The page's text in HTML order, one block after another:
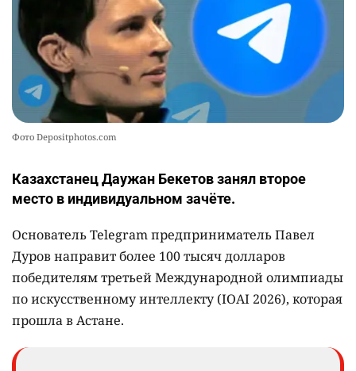
Фото Depositphotos.com
Казахстанец Даужан Бекетов занял второе
место в индивидуальном зачёте.
Основатель Telegram предприниматель Павел
Дуров направит более 100 тысяч долларов
победителям третьей Международной олимпиады
по искусственному интеллекту (IOAI 2026), которая
прошла в Астане.